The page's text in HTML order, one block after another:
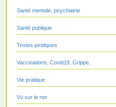
Santé mentale, psychiatrie
Santé publique
Textes juridiques
Vaccinations, Covid19, Grippe,
Vie pratique
Vu sur le net